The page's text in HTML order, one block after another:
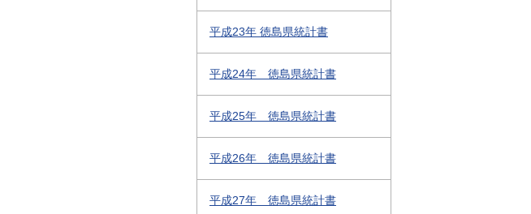
平成23年 徳島県統計書
平成24年 徳島県統計書
平成25年 徳島県統計書
平成26年 徳島県統計書
平成27年 徳島県統計書